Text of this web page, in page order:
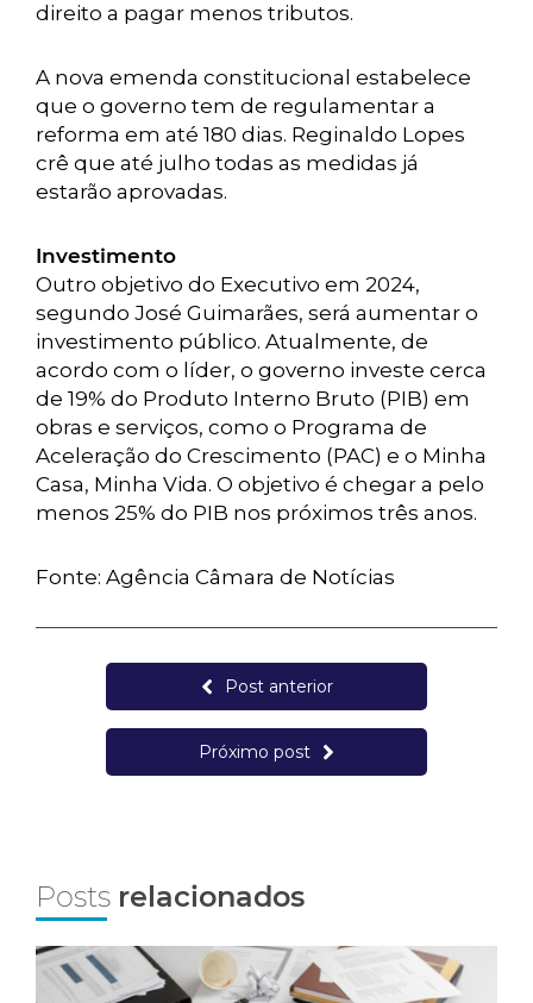
direito a pagar menos tributos.
A nova emenda constitucional estabelece
que o governo tem de regulamentar a
reforma em até 180 dias. Reginaldo Lopes
crê que até julho todas as medidas já
estarão aprovadas.
Investimento
Outro objetivo do Executivo em 2024,
segundo José Guimarães, será aumentar o
investimento público. Atualmente, de
acordo com o líder, o governo investe cerca
de 19% do Produto Interno Bruto (PIB) em
obras e serviços, como o Programa de
Aceleração do Crescimento (PAC) e o Minha
Casa, Minha Vida. O objetivo é chegar a pelo
menos 25% do PIB nos próximos três anos.
Fonte: Agência Câmara de Notícias
Post anterior
Próximo post
Posts relacionados